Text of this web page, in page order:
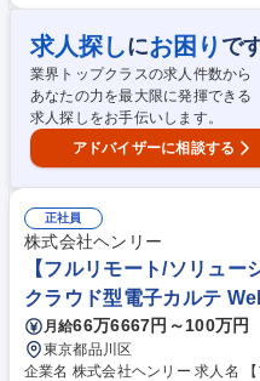
チ、資料作成 ■外関係者やクライ
デザイン、アニメーション、キャ
ャリアパス】入社後は他メンバー
ーダーへ。将来的には自身が主導
的な環境です。 募集職種 【映像制作プロデューサー】サンリオIPのアニ
メ企画・進行管理
求人探しにお困り で
業界トップクラスの求人件数から
あなたの力を最大限に発揮できる
求人探しをお手伝いします。
アドバイザーに相談する
正社員
株式会社ヘンリー
【フルリモート/ソリュー
クラウド型電子カルテ
月給66万6667円～100万円
東京都品川区
企業名 株式会社ヘンリー 求人名 【フルリモート/ソリューション営業(ス